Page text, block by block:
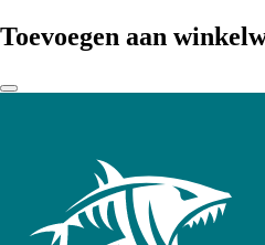
Toevoegen aan